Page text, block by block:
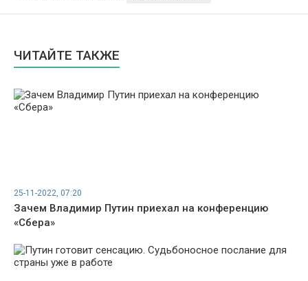
ЧИТАЙТЕ ТАКЖЕ
25-11-2022, 07:20
Зачем Владимир Путин приехал на конференцию
«Сбера»